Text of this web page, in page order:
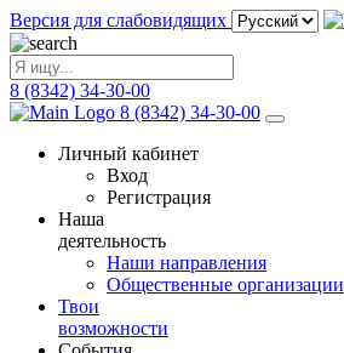
Версия для слабовидящих
8 (8342) 34-30-00
8 (8342) 34-30-00
Личный кабинет
Вход
Регистрация
Наша
деятельность
Наши направления
Общественные организации
Твои
возможности